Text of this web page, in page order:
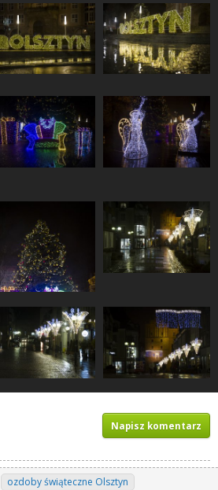
Napisz komentarz
ozdoby świąteczne Olsztyn